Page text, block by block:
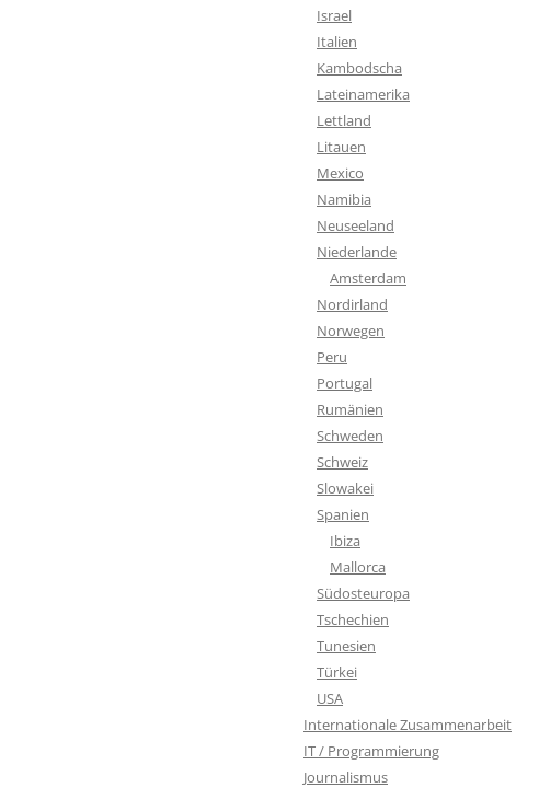
Israel
Italien
Kambodscha
Lateinamerika
Lettland
Litauen
Mexico
Namibia
Neuseeland
Niederlande
Amsterdam
Nordirland
Norwegen
Peru
Portugal
Rumänien
Schweden
Schweiz
Slowakei
Spanien
Ibiza
Mallorca
Südosteuropa
Tschechien
Tunesien
Türkei
USA
Internationale Zusammenarbeit
IT / Programmierung
Journalismus